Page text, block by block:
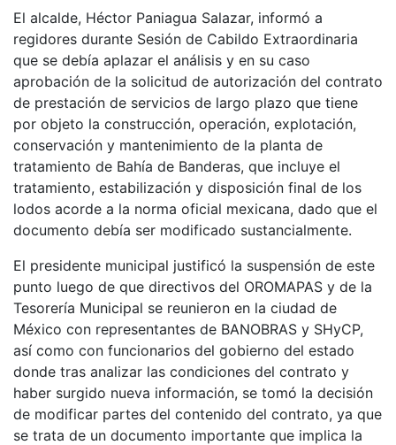
El alcalde, Héctor Paniagua Salazar, informó a
regidores durante Sesión de Cabildo Extraordinaria
que se debía aplazar el análisis y en su caso
aprobación de la solicitud de autorización del contrato
de prestación de servicios de largo plazo que tiene
por objeto la construcción, operación, explotación,
conservación y mantenimiento de la planta de
tratamiento de Bahía de Banderas, que incluye el
tratamiento, estabilización y disposición final de los
lodos acorde a la norma oficial mexicana, dado que el
documento debía ser modificado sustancialmente.
El presidente municipal justificó la suspensión de este
punto luego de que directivos del OROMAPAS y de la
Tesorería Municipal se reunieron en la ciudad de
México con representantes de BANOBRAS y SHyCP,
así como con funcionarios del gobierno del estado
donde tras analizar las condiciones del contrato y
haber surgido nueva información, se tomó la decisión
de modificar partes del contenido del contrato, ya que
se trata de un documento importante que implica la